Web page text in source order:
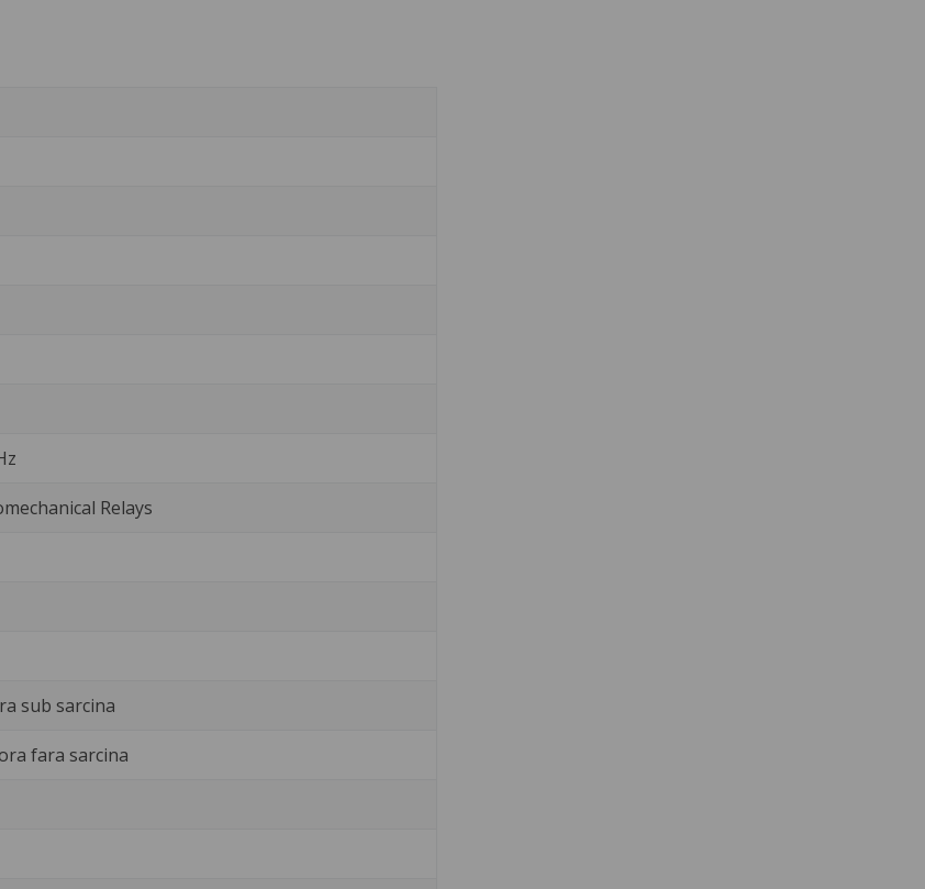
Relays
sub sarcina
fara sarcina